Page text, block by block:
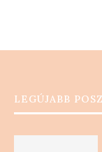
LEGÚJABB